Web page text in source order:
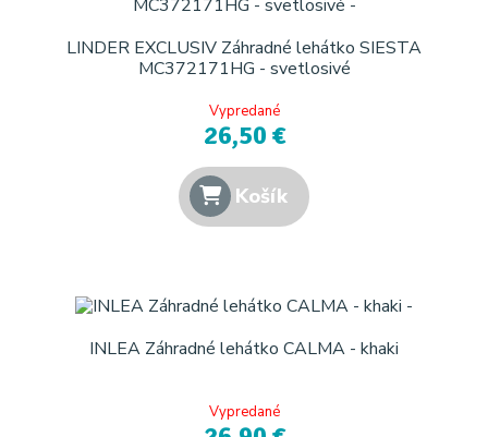
LINDER EXCLUSIV Záhradné lehátko SIESTA
MC372171HG - svetlosivé
Vypredané
26,50 €
Košík
INLEA Záhradné lehátko CALMA - khaki
Vypredané